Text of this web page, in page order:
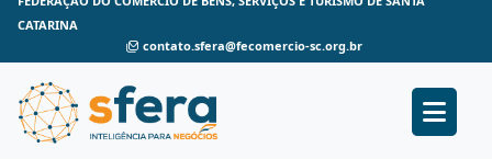
CATARINA
contato.sfera@fecomercio-sc.org.br